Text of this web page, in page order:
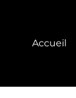
Accueil